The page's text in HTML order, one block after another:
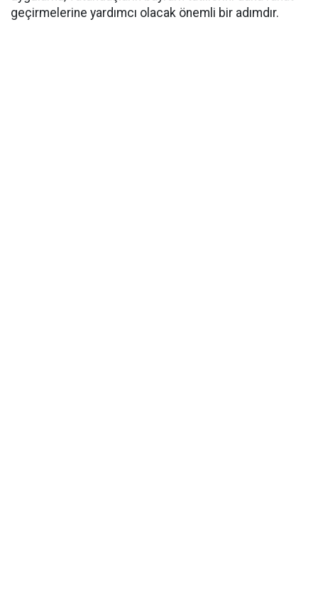
geçirmelerine yardımcı olacak önemli bir adımdır.